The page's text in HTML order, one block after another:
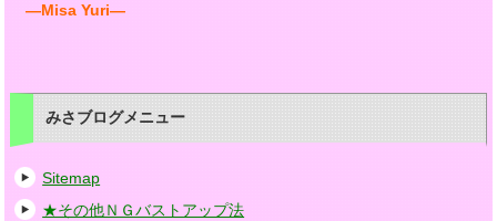
―Misa Yuri―
みさブログメニュー
Sitemap
★その他ＮＧバストアップ法